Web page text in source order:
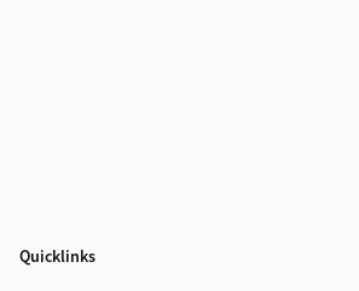
Quicklinks